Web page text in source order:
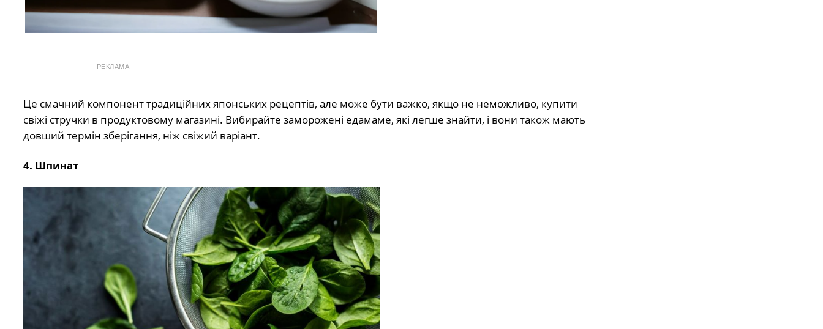
РЕКЛАМА
Це смачний компонент традиційних японських рецептів, але може бути важко, якщо не неможливо, купити
свіжі стручки в продуктовому магазині. Вибирайте заморожені едамаме, які легше знайти, і вони також мають
довший термін зберігання, ніж свіжий варіант.
4. Шпинат